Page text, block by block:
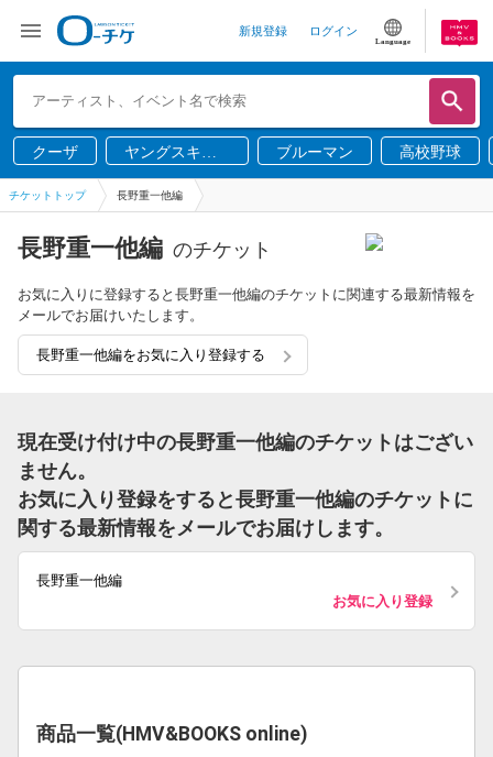
新規登録 ログイン
Language
クーザ
ヤングスキニ
ー
ブルーマン 高校野球
チケットトップ 長野重一他編
長野重一他編 のチケット
お気に入りに登録すると長野重一他編のチケットに関連する最新情報を
メールでお届けいたします。
長野重一他編をお気に入り登録する
現在受け付け中の長野重一他編のチケットはござい
ません。
お気に入り登録をすると長野重一他編のチケットに
関する最新情報をメールでお届けします。
長野重一他編
お気に入り登録
商品一覧(HMV&BOOKS online)